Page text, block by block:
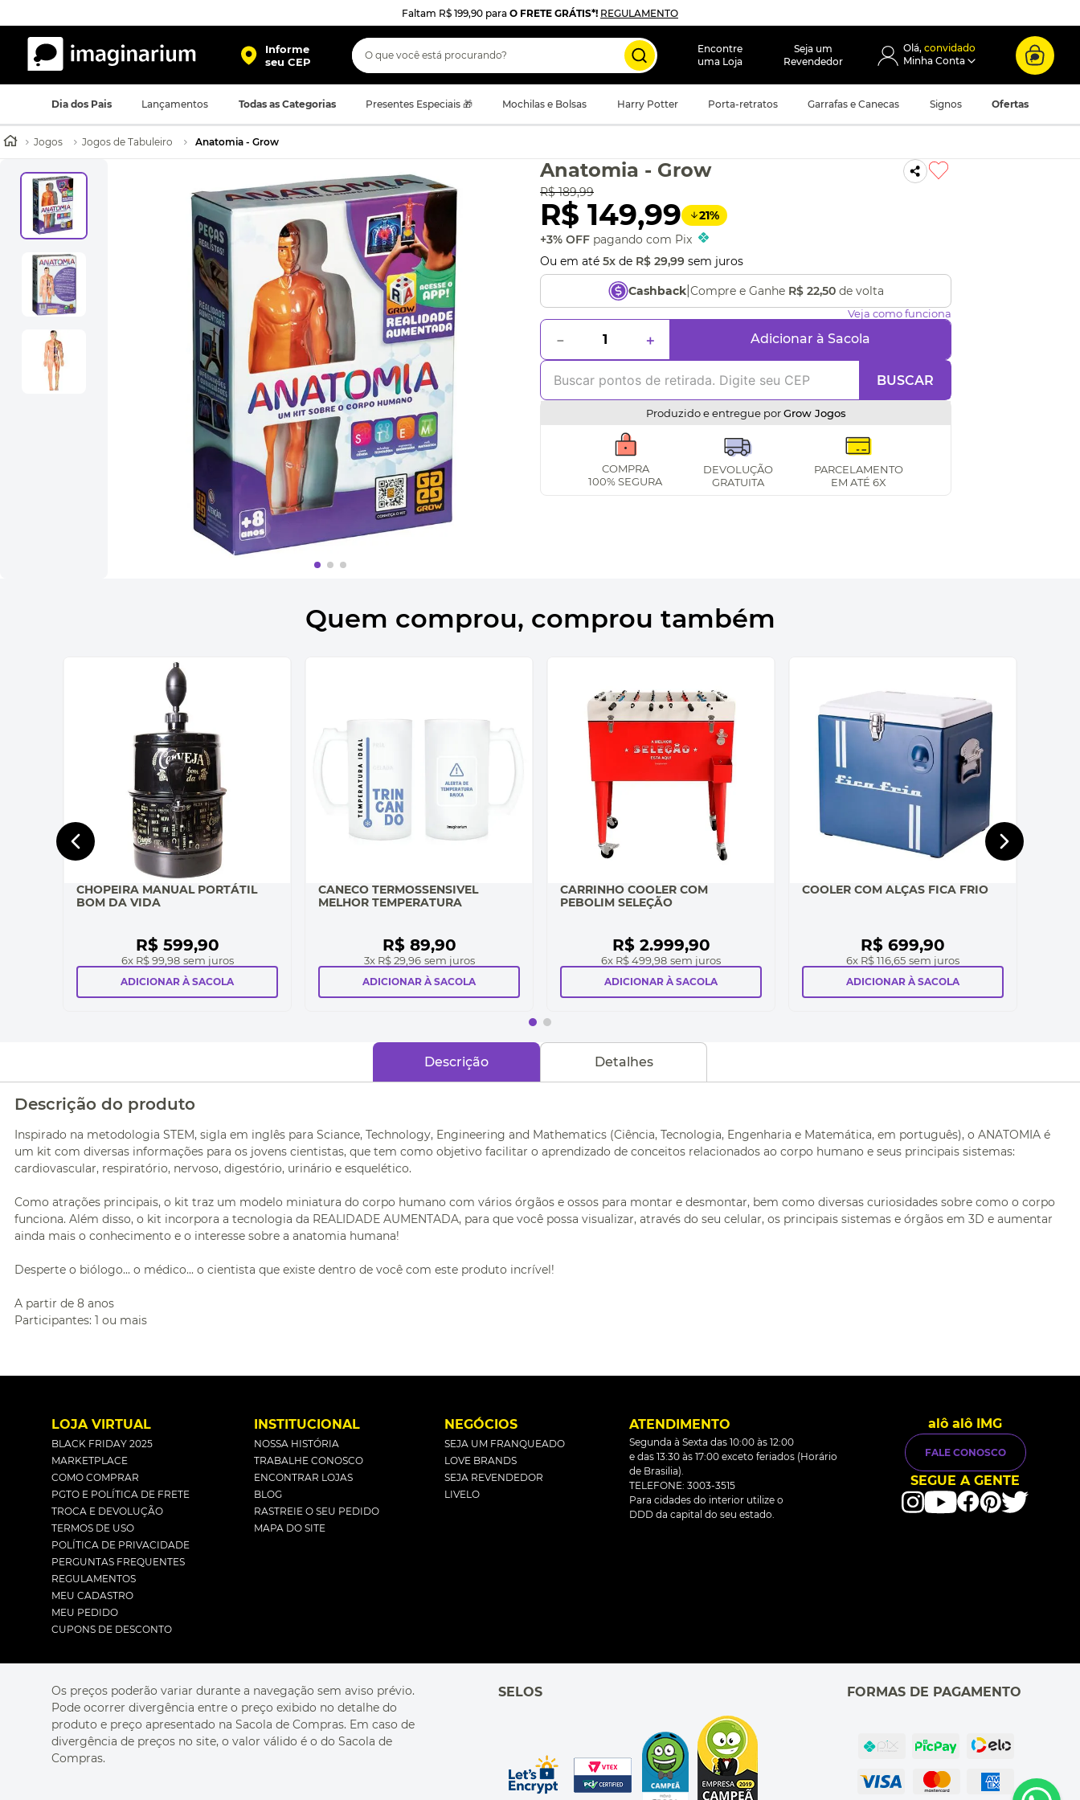
Faltam R$ 199,90 para O FRETE GRÁTIS*! REGULAMENTO
Informe
seu CEP
O que você está procurando?
Encontre
uma Loja
Seja um
Revendedor
convidado
Dia dos Pais Lançamentos Todas as Categorias Presentes Especiais 🎁 Mochilas e Bolsas Harry Potter Porta-retratos Garrafas e Canecas Signos Ofertas
Jogos Jogos de Tabuleiro Anatomia - Grow
Anatomia - Grow
R$ 189,99
R$ 149,99 21%
+3% OFF pagando com Pix
Ou em até 5x de R$ 29,99 sem juros
Cashback| Compre e Ganhe R$ 22,50de volta
Veja como funciona
＋
－ Adicionar à Sacola
BUSCAR
Produzido e entregue por Grow Jogos
COMPRA
100% SEGURA
DEVOLUÇÃO
GRATUITA
PARCELAMENTO
EM ATÉ 6X
Quem comprou, comprou também
CHOPEIRA MANUAL PORTÁTIL
BOM DA VIDA
R$ 599,90
6x R$ 99,98 sem juros
ADICIONAR À SACOLA
CANECO TERMOSSENSIVEL
MELHOR TEMPERATURA
R$ 89,90
3x R$ 29,96 sem juros
ADICIONAR À SACOLA
CARRINHO COOLER COM
PEBOLIM SELEÇÃO
R$ 2.999,90
6x R$ 499,98 sem juros
ADICIONAR À SACOLA
COOLER COM ALÇAS FICA FRIO
R$ 699,90
6x R$ 116,65 sem juros
ADICIONAR À SACOLA
Descrição Detalhes
Descrição do produto
Inspirado na metodologia STEM, sigla em inglês para Sciance, Technology, Engineering and Mathematics (Ciência, Tecnologia, Engenharia e Matemática, em português), o ANATOMIA é
um kit com diversas informações para os jovens cientistas, que tem como objetivo facilitar o aprendizado de conceitos relacionados ao corpo humano e seus principais sistemas:
cardiovascular, respiratório, nervoso, digestório, urinário e esquelético.
Como atrações principais, o kit traz um modelo miniatura do corpo humano com vários órgãos e ossos para montar e desmontar, bem como diversas curiosidades sobre como o corpo
funciona. Além disso, o kit incorpora a tecnologia da REALIDADE AUMENTADA, para que você possa visualizar, através do seu celular, os principais sistemas e órgãos em 3D e aumentar
ainda mais o conhecimento e o interesse sobre a anatomia humana!
Desperte o biólogo... o médico... o cientista que existe dentro de você com este produto incrível!
A partir de 8 anos
Participantes: 1 ou mais
LOJA VIRTUAL
BLACK FRIDAY 2025
MARKETPLACE
COMO COMPRAR
PGTO E POLÍTICA DE FRETE
TROCA E DEVOLUÇÃO
TERMOS DE USO
POLÍTICA DE PRIVACIDADE
PERGUNTAS FREQUENTES
REGULAMENTOS
MEU CADASTRO
MEU PEDIDO
CUPONS DE DESCONTO
INSTITUCIONAL
NOSSA HISTÓRIA
TRABALHE CONOSCO
ENCONTRAR LOJAS
BLOG
RASTREIE O SEU PEDIDO
MAPA DO SITE
NEGÓCIOS
SEJA UM FRANQUEADO
LOVE BRANDS
SEJA REVENDEDOR
LIVELO
ATENDIMENTO
Segunda à Sexta das 10:00 às 12:00
e das 13:30 às 17:00 exceto feriados (Horário
de Brasilia).
TELEFONE: 3003-3515
Para cidades do interior utilize o
DDD da capital do seu estado.
alô alô IMG
FALE CONOSCO
SEGUE A GENTE
Os preços poderão variar durante a navegação sem aviso prévio.
Pode ocorrer divergência entre o preço exibido no detalhe do
produto e preço apresentado na Sacola de Compras. Em caso de
divergência de preços no site, o valor válido é o do Sacola de
Compras.
SELOS FORMAS DE PAGAMENTO
TERMOS MAIS BUSCADOS
harry potter
2º
bolsa
mochila
luminaria
necessaire
bolsa termica